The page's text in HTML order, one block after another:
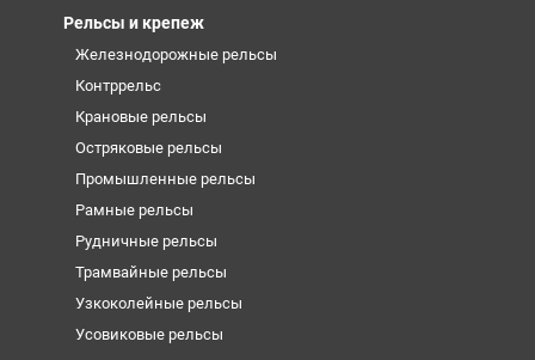
Рельсы и крепеж
Железнодорожные рельсы
Контррельс
Крановые рельсы
Остряковые рельсы
Промышленные рельсы
Рамные рельсы
Рудничные рельсы
Трамвайные рельсы
Узкоколейные рельсы
Усовиковые рельсы